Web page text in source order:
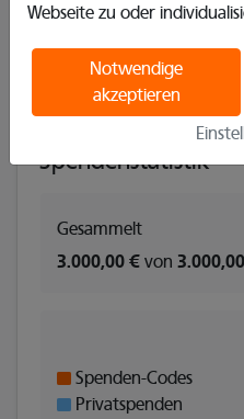
Webseite zu oder
Notwendige
akzeptieren
Spendenstatistik
Gesammelt
3.000,00 € von
Spenden-Codes
Privatspenden
Endet am : 6. Dezember
Adresse: Beek 2A 58452,